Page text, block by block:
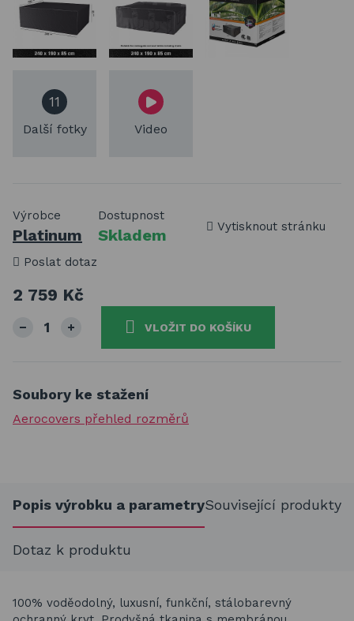
11
Další fotky Video
Výrobce
Platinum
Dostupnost
Skladem Vytisknout stránku
Poslat dotaz
2 759 Kč
VLOŽIT DO KOŠÍKU
Soubory ke stažení
Aerocovers přehled rozměrů
Popis výrobku a parametrySouvisející produkty
Dotaz k produktu
100% voděodolný, luxusní, funkční, stálobarevný